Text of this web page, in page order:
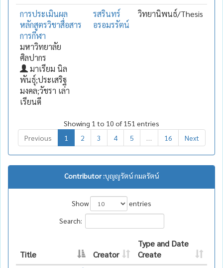
การประเมินผล
หลักสูตรวิชาสื่อสาร
การกีฬา
มหาวิทยาลัย
ศิลปากร
มาเรียม นิล
พันธุ์;ประเสริฐ
มงคล;วัชรา เล่า
เรียนดี
รสรินทร์
อรอมรรัตน์
วิทยานิพนธ์/Thesis
Showing 1 to 10 of 151 entries
Previous
1 2 3 4 5 16 Next
Contributor :บุญญรัตน์ กมลรัตน์
Show
entries
Search:
Title Creator
Type and Date
Create